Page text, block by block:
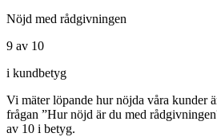
Nöjd med rådgivningen
9 av 10
i kundbetyg
Vi mäter löpande hur nöjda våra kunder
frågan ”Hur nöjd är du med
av 10 i betyg.